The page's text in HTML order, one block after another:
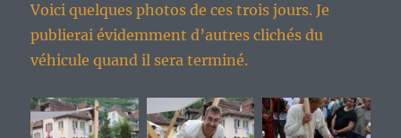
Voici quelques photos de ces trois jours. Je
publierai évidemment d’autres clichés du
véhicule quand il sera terminé.